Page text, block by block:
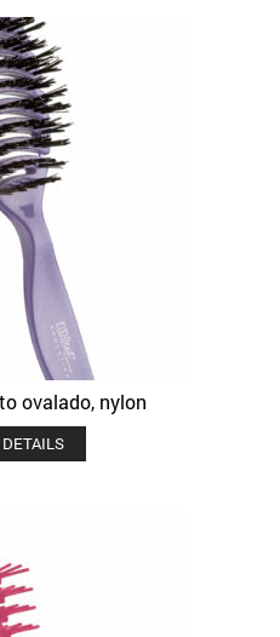
ovalado, nylon